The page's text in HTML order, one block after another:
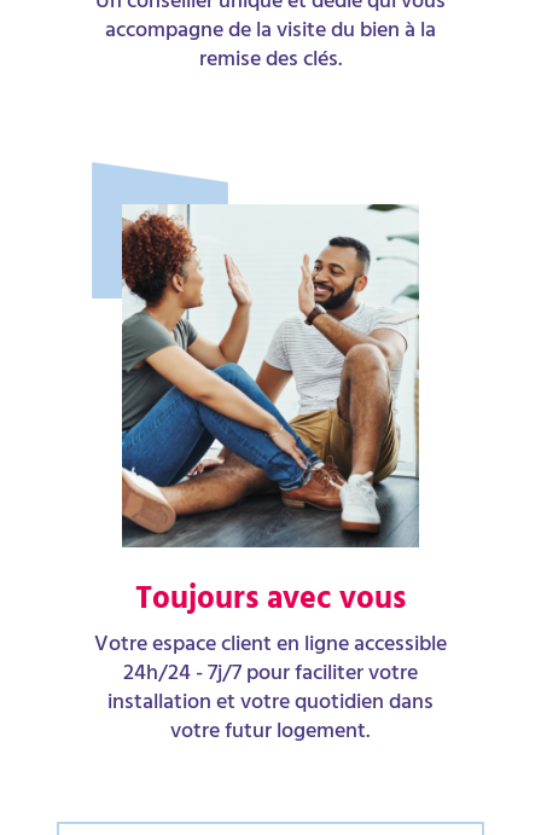
accompagne de la visite du bien à la
remise des clés.
Toujours avec vous
Votre espace client en ligne accessible
24h/24 - 7j/7 pour faciliter votre
installation et votre quotidien dans
votre futur logement.